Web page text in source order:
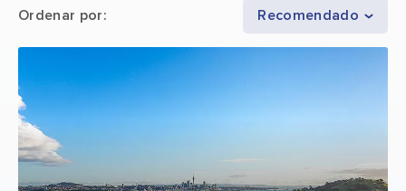
Ordenar por: Recomendado